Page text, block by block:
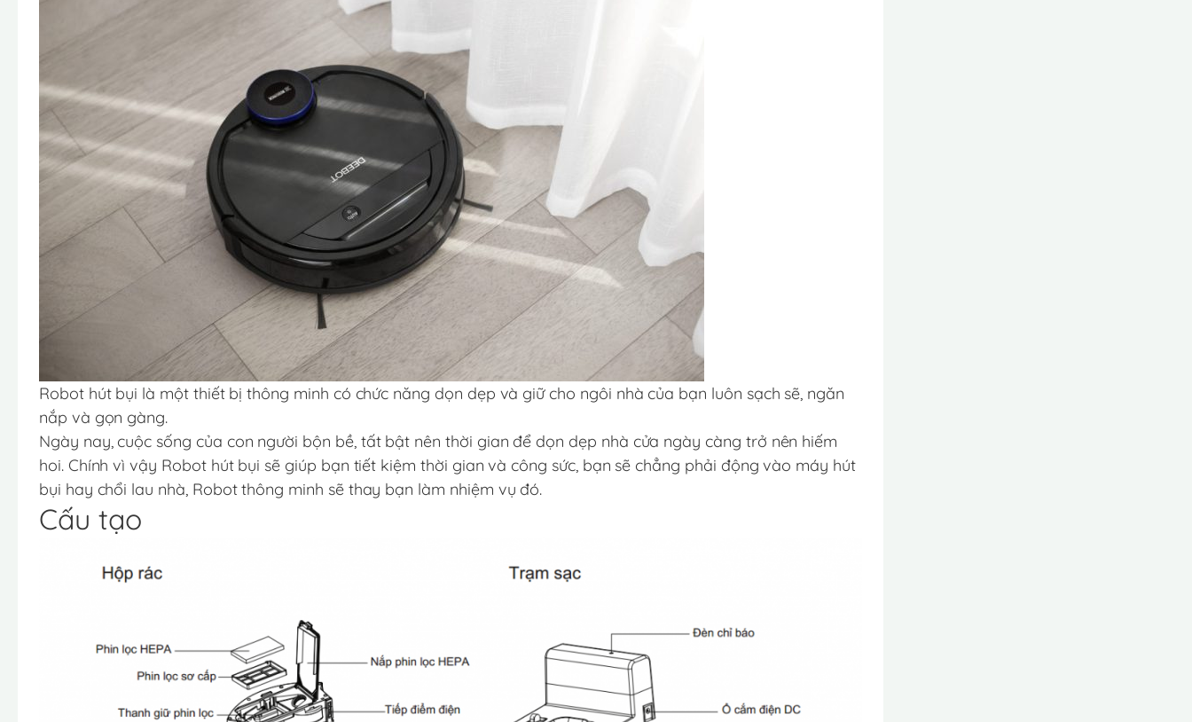
Robot hút bụi là một thiết bị thông minh có chức năng dọn dẹp và giữ cho ngôi nhà của bạn luôn sạch sẽ, ngăn
nắp và gọn gàng.
Ngày nay, cuộc sống của con người bộn bề, tất bật nên thời gian để dọn dẹp nhà cửa ngày càng trở nên hiếm
hoi. Chính vì vậy Robot hút bụi sẽ giúp bạn tiết kiệm thời gian và công sức, bạn sẽ chẳng phải động vào máy hút
bụi hay chổi lau nhà, Robot thông minh sẽ thay bạn làm nhiệm vụ đó.
Cấu tạo